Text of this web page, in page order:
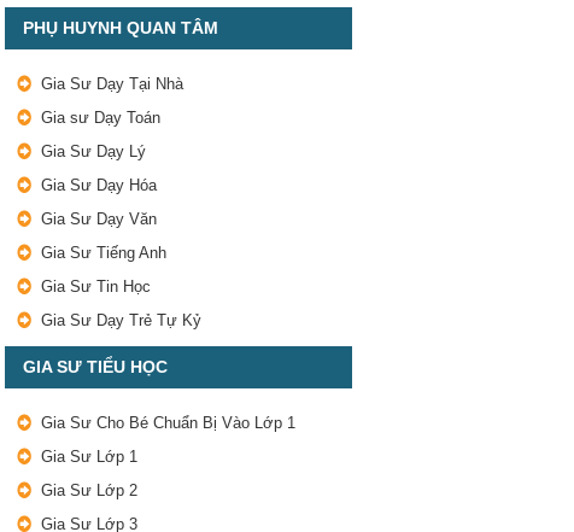
PHỤ HUYNH QUAN TÂM
Gia Sư Dạy Tại Nhà
Gia sư Dạy Toán
Gia Sư Dạy Lý
Gia Sư Dạy Hóa
Gia Sư Dạy Văn
Gia Sư Tiếng Anh
Gia Sư Tin Học
Gia Sư Dạy Trẻ Tự Kỷ
GIA SƯ TIỂU HỌC
Gia Sư Cho Bé Chuẩn Bị Vào Lớp 1
Gia Sư Lớp 1
Gia Sư Lớp 2
Gia Sư Lớp 3